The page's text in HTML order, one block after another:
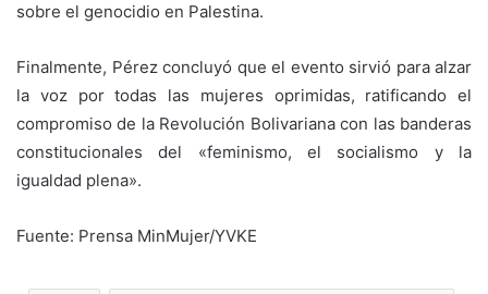
sobre el genocidio en Palestina.
Finalmente, Pérez concluyó que el evento sirvió para alzar
la voz por todas las mujeres oprimidas, ratificando el
compromiso de la Revolución Bolivariana con las banderas
constitucionales del «feminismo, el socialismo y la
igualdad plena».
Fuente: Prensa MinMujer/YVKE